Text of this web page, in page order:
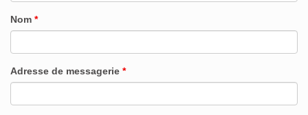
Nom *
Adresse de messagerie *